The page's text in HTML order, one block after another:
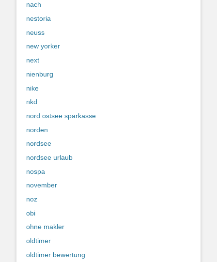
nach
nestoria
neuss
new yorker
next
nienburg
nike
nkd
nord ostsee sparkasse
norden
nordsee
nordsee urlaub
nospa
november
noz
obi
ohne makler
oldtimer
oldtimer bewertung